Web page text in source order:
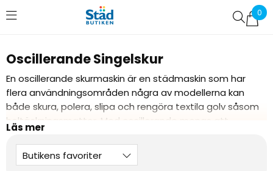
0
Favoriter (0)
Oscillerande Singelskur
En oscillerande skurmaskin är en städmaskin som har
flera användningsområden några av modellerna kan
både skura, polera, slipa och rengöra textila golv såsom
heltäckningsmattor. Med oscillerande menas att
skurmaskinen istället för att snurra åt ett håll, som en
vanlig skurmaskin, istället rör skurhuvudet sig med
mycket små snabba rörelser i ett mönster som en åtta.
Butikens favoriter